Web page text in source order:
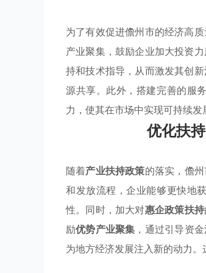
为了有效促进儋州市的经济高
产业聚集，鼓励企业加大投资
持和技术指导，从而激发其创
源共享。此外，搭建完善的服
力，使其在市场中实现可持续
优化扶
随着产业扶持政策的落实，儋
和发放流程，企业能够更快地
性。同时，加大对惠企政策扶持
励优势产业聚集 ，通过引导资
为地方经济发展注入新的动力。